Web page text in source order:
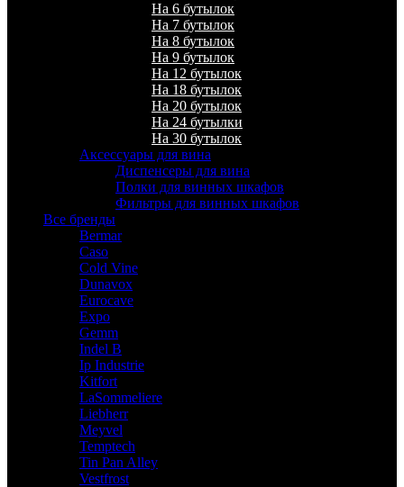
На 6 бутылок
На 7 бутылок
На 8 бутылок
На 9 бутылок
На 12 бутылок
На 18 бутылок
На 20 бутылок
На 24 бутылки
На 30 бутылок
Аксессуары для вина
Диспенсеры для вина
Полки для винных шкафов
Фильтры для винных шкафов
Все бренды
Bermar
Caso
Cold Vine
Dunavox
Eurocave
Expo
Gemm
Indel B
Ip Industrie
Kitfort
LaSommeliere
Liebherr
Meyvel
Temptech
Tin Pan Alley
Vestfrost